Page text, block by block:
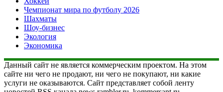
Чемпионат мира по футболу 2026
Шахматы
Шоу-бизнес
Экология
Экономика
Данный сайт не является коммерческим проектом. На этом
сайте ни чего не продают, ни чего не покупают, ни какие
услуги не оказываются. Сайт представляет собой ленту